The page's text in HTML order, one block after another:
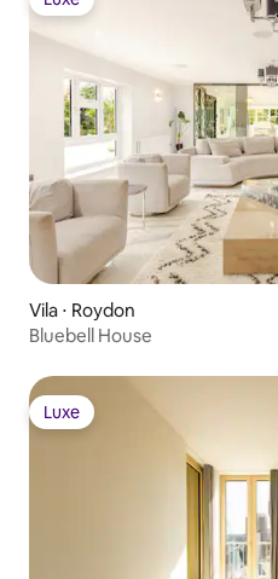
Luxe
Vila ⋅ Roydon
Bluebell House
Luxe
Luxe